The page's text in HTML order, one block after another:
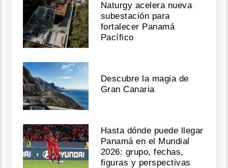
Naturgy acelera nueva
subestación para
fortalecer Panamá
Pacífico
Descubre la magia de
Gran Canaria
Hasta dónde puede llegar
Panamá en el Mundial
2026: grupo, fechas,
figuras y perspectivas